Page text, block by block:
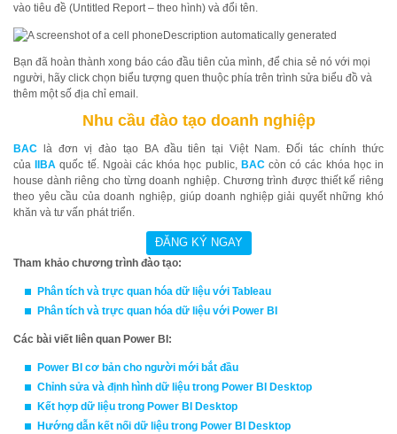
vào tiêu đề (Untitled Report – theo hình) và đổi tên.
Bạn đã hoàn thành xong báo cáo đầu tiên của mình, để chia sẻ nó với mọi
người, hãy click chọn biểu tượng quen thuộc phía trên trình sửa biểu đồ và
thêm một số địa chỉ email.
Nhu cầu đào tạo doanh nghiệp
BAC là đơn vị đào tạo BA đầu tiên tại Việt Nam. Đối tác chính thức
của
IIBA quốc tế. Ngoài các khóa học public, BACcòn có các khóa học in
house dành riêng cho từng doanh nghiệp. Chương trình được thiết kế riêng
theo yêu cầu của doanh nghiệp, giúp doanh nghiệp giải quyết những khó
khăn và tư vấn phát triển.
Tham khảo chương trình đào tạo:
Phân tích và trực quan hóa dữ liệu với Tableau
Phân tích và trực quan hóa dữ liệu với Power BI
Các bài viết liên quan Power BI:
Power BI cơ bản cho người mới bắt đầu
Chỉnh sửa và định hình dữ liệu trong Power BI Desktop
Kết hợp dữ liệu trong Power BI Desktop
Hướng dẫn kết nối dữ liệu trong Power BI Desktop